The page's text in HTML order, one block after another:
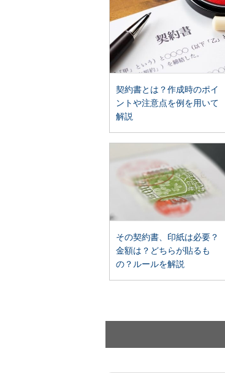
契約書とは？作成時のポイ
ントや注意点を例を用いて
解説
その契約書、印紙は必要？
金額は？どちらが貼るも
の？ルールを解説